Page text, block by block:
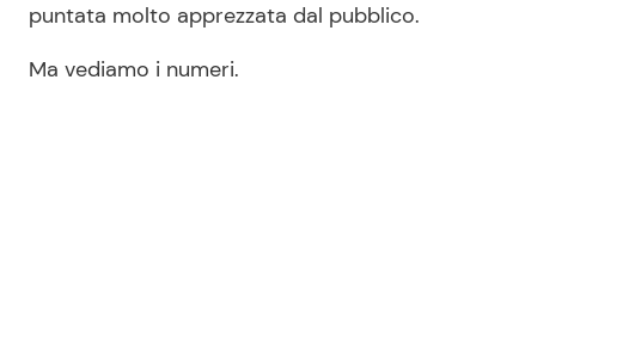
puntata molto apprezzata dal pubblico.
Ma vediamo i numeri.